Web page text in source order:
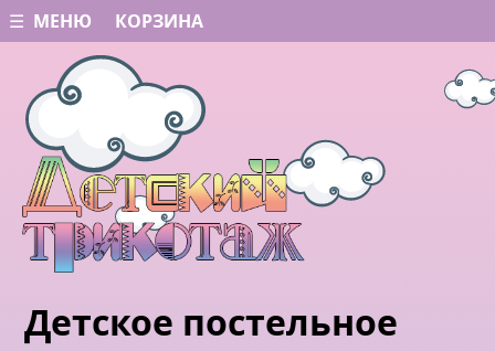
☰ МЕНЮ КОРЗИНА
Детское постельное